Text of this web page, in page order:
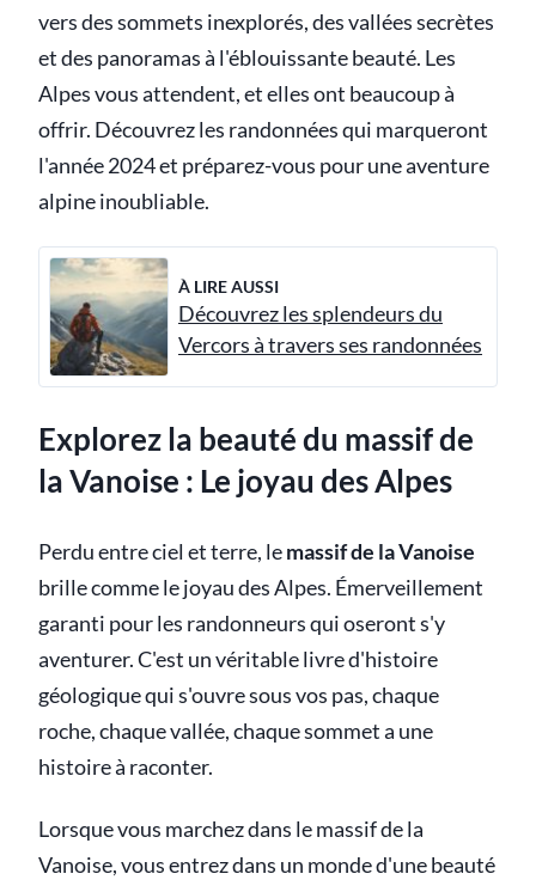
vers des sommets inexplorés, des vallées secrètes
et des panoramas à l'éblouissante beauté. Les
Alpes vous attendent, et elles ont beaucoup à
offrir. Découvrez les randonnées qui marqueront
l'année 2024 et préparez-vous pour une aventure
alpine inoubliable.
À LIRE AUSSI
Découvrez les splendeurs du
Vercors à travers ses randonnées
Explorez la beauté du massif de
la Vanoise : Le joyau des Alpes
Perdu entre ciel et terre, lemassif de la Vanoise
brille comme le joyau des Alpes. Émerveillement
garanti pour les randonneurs qui oseront s'y
aventurer. C'est un véritable livre d'histoire
géologique qui s'ouvre sous vos pas, chaque
roche, chaque vallée, chaque sommet a une
histoire à raconter.
Lorsque vous marchez dans le massif de la
Vanoise, vous entrez dans un monde d'une beauté